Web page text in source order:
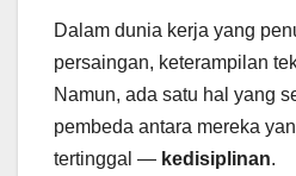
Dalam dunia kerja yang
persaingan, keterampilan
Namun, ada satu hal yang
pembeda antara mereka
tertinggal — kedisiplinan.